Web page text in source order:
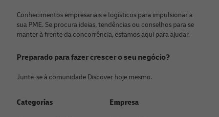
Conhecimentos empresariais e logísticos para impulsionar a
sua PME. Se procura ideias, tendências ou conselhos para se
manter à frente da concorrência, estamos aqui para ajudar.
Preparado para fazer crescer o seu negócio?
Junte-se à comunidade Discover hoje mesmo.
Categorias Empresa